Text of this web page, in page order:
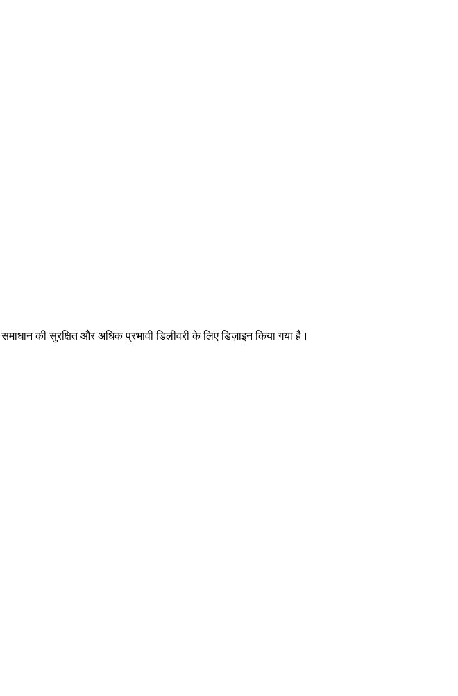
की सुरक्षित और अधिक प्रभावी डिलीवरी के लिए डिज़ाइन किया गया है।